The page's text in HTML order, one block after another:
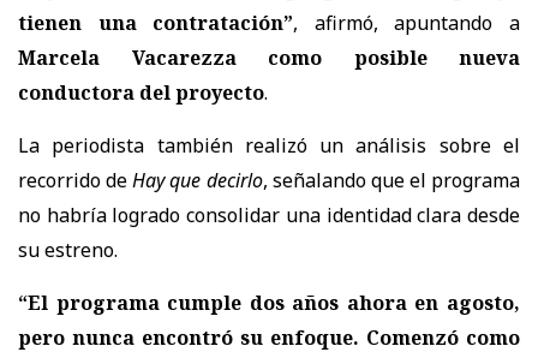
tienen una contratación”, afirmó, apuntando a
Marcela Vacarezza como posible nueva
conductora del proyecto.
La periodista también realizó un análisis sobre el
recorrido deHay que decirlo, señalando que el programa
no habría logrado consolidar una identidad clara desde
su estreno.
“El programa cumple dos años ahora en agosto,
pero nunca encontró su enfoque. Comenzó como